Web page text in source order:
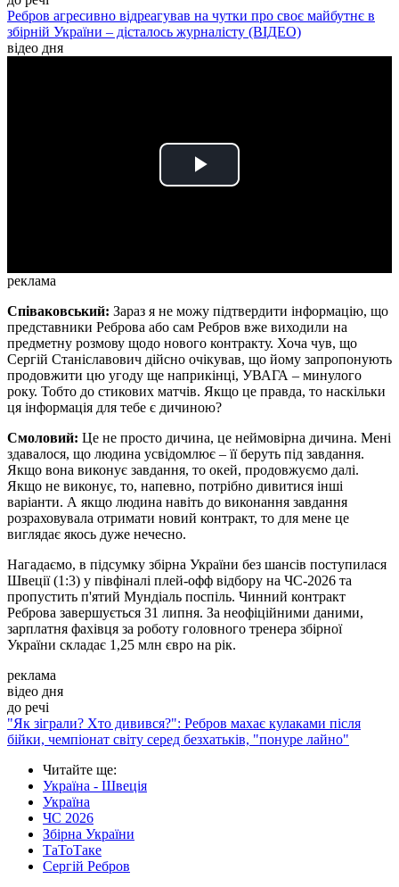
Ребров агресивно відреагував на чутки про своє майбутнє в
збірній України – дісталось журналісту (ВІДЕО)
відео дня
Play
реклама
Співаковський: Зараз я не можу підтвердити інформацію, що
представники Реброва або сам Ребров вже виходили на
предметну розмову щодо нового контракту. Хоча чув, що
Сергій Станіславович дійсно очікував, що йому запропонують
продовжити цю угоду ще наприкінці, УВАГА – минулого
року. Тобто до стикових матчів. Якщо це правда, то наскільки
ця інформація для тебе є дичиною?
Смоловий: Це не просто дичина, це неймовірна дичина. Мені
здавалося, що людина усвідомлює – її беруть під завдання.
Якщо вона виконує завдання, то окей, продовжуємо далі.
Якщо не виконує, то, напевно, потрібно дивитися інші
варіанти. А якщо людина навіть до виконання завдання
розраховувала отримати новий контракт, то для мене це
виглядає якось дуже нечесно.
Нагадаємо, в підсумку збірна України без шансів поступилася
Швеції (1:3) у півфіналі плей-офф відбору на ЧС-2026 та
пропустить п'ятий Мундіаль поспіль. Чинний контракт
Реброва завершується 31 липня. За неофіційними даними,
зарплатня фахівця за роботу головного тренера збірної
України складає 1,25 млн євро на рік.
реклама
відео дня
до речі
"Як зіграли? Хто дивився?": Ребров махає кулаками після
бійки, чемпіонат світу серед безхатьків, "понуре лайно"
Читайте ще:
Україна - Швеція
Україна
ЧС 2026
Збірна України
ТаТоТаке
Сергій Ребров